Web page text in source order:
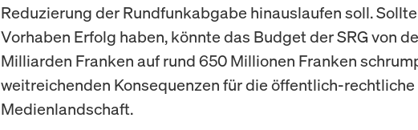
Reduzierung der Rundfunkabgabe hinauslaufen soll.
Vorhaben Erfolg haben, könnte das Budget der SRG von
Milliarden Franken auf rund 650 Millionen Franken
weitreichenden Konsequenzen für die öffentlich-rechtliche
Medienlandschaft.